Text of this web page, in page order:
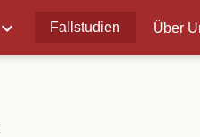
Fallstudien Über